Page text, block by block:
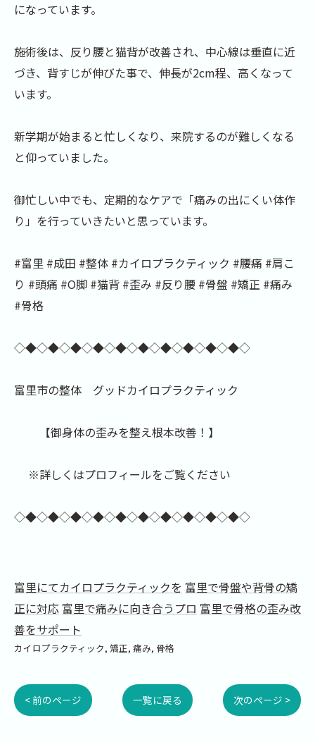
になっています。
施術後は、反り腰と猫背が改善され、中心線は垂直に近
づき、背すじが伸びた事で、伸長が2cm程、高くなって
います。
新学期が始まると忙しくなり、来院するのが難しくなる
と仰っていました。
御忙しい中でも、定期的なケアで「痛みの出にくい体作
り」を行っていきたいと思っています。
#富里 #成田 #整体 #カイロプラクティック #腰痛 #肩こ
り #頭痛 #O脚 #猫背 #歪み #反り腰 #骨盤 #矯正 #痛み
#骨格
◇◆◇◆◇◆◇◆◇◆◇◆◇◆◇◆◇◆◇◆◇
富里市の整体 グッドカイロプラクティック
【御身体の歪みを整え根本改善！】
※詳しくはプロフィールをご覧ください
◇◆◇◆◇◆◇◆◇◆◇◆◇◆◇◆◇◆◇◆◇
富里にてカイロプラクティックを 富里で骨盤や背骨の矯
正に対応 富里で痛みに向き合うプロ 富里で骨格の歪み改
善をサポート
カイロプラクティック 矯正 痛み 骨格
< 前のページ 一覧に戻る 次のページ >